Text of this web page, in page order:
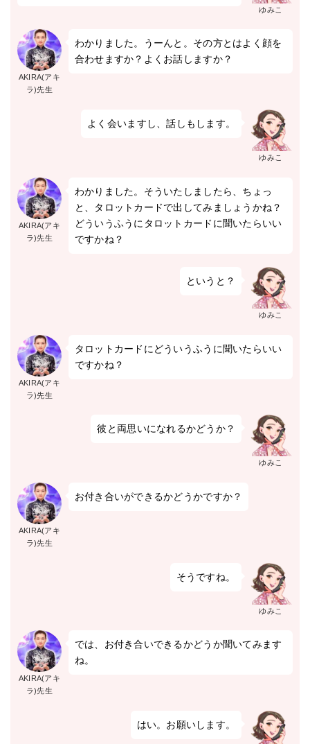
ゆみこ
AKIRA(アキ
ラ)先生
わかりました。うーんと。その方とはよく顔を
合わせますか？よくお話しますか？
ゆみこ
よく会いますし、話しもします。
AKIRA(アキ
ラ)先生
わかりました。そういたしましたら、ちょっ
と、タロットカードで出してみましょうかね？
どういうふうにタロットカードに聞いたらいい
ですかね？
ゆみこ
というと？
AKIRA(アキ
ラ)先生
タロットカードにどういうふうに聞いたらいい
ですかね？
ゆみこ
彼と両思いになれるかどうか？
AKIRA(アキ
ラ)先生
お付き合いができるかどうかですか？
ゆみこ
そうですね。
AKIRA(アキ
ラ)先生
では、お付き合いできるかどうか聞いてみます
ね。
はい。お願いします。